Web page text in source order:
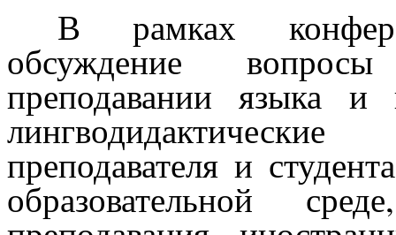
В рамках
обсуждение
преподавании языка и
преподавателя и
образовательной